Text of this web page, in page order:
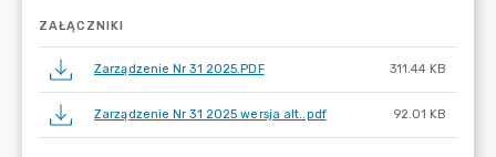
ZAŁĄCZNIKI
Zarządzenie Nr 31 2025.PDF 311.44 KB
Zarządzenie Nr 31 2025 wersja alt..pdf 92.01 KB